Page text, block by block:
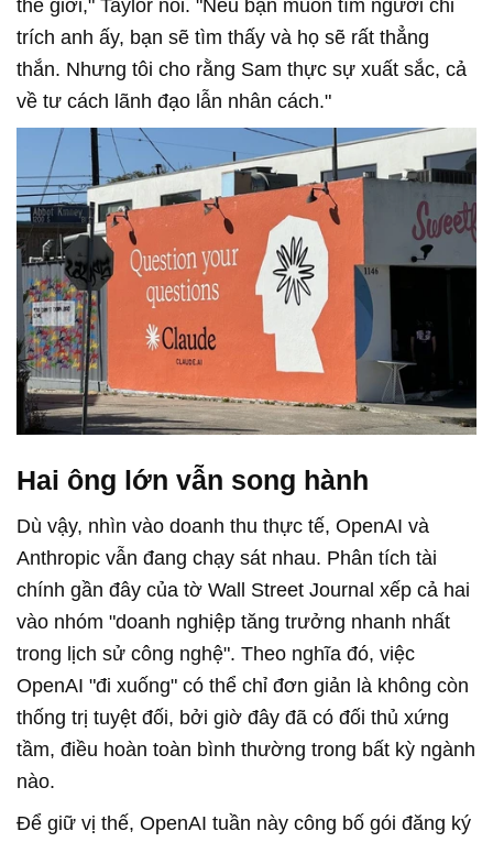
thế giới," Taylor nói. "Nếu bạn muốn tìm người chỉ
trích anh ấy, bạn sẽ tìm thấy và họ sẽ rất thẳng
thắn. Nhưng tôi cho rằng Sam thực sự xuất sắc, cả
về tư cách lãnh đạo lẫn nhân cách."
Hai ông lớn vẫn song hành
Dù vậy, nhìn vào doanh thu thực tế, OpenAI và
Anthropic vẫn đang chạy sát nhau. Phân tích tài
chính gần đây của tờ Wall Street Journal xếp cả hai
vào nhóm "doanh nghiệp tăng trưởng nhanh nhất
trong lịch sử công nghệ". Theo nghĩa đó, việc
OpenAI "đi xuống" có thể chỉ đơn giản là không còn
thống trị tuyệt đối, bởi giờ đây đã có đối thủ xứng
tầm, điều hoàn toàn bình thường trong bất kỳ ngành
nào.
Để giữ vị thế, OpenAI tuần này công bố gói đăng ký